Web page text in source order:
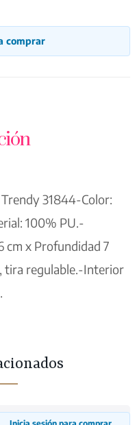
comprar
31844-Color:
100% PU.-
cm x Profundidad 7
tira regulable.-Interior